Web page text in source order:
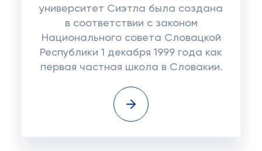
университет Сиэтла была создана
в соответствии с законом
Национального совета Словацкой
Республики 1 декабря 1999 года как
первая частная школа в Словакии.